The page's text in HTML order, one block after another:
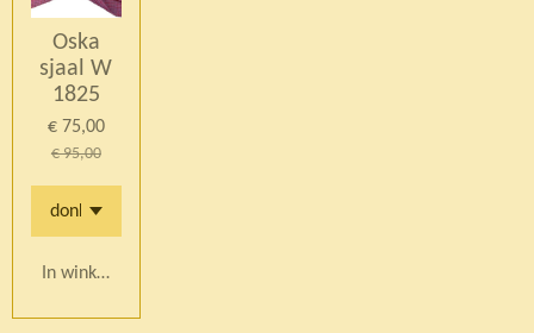
Oska
sjaal W
1825
€ 75,00
€ 95,00
In winkelwagen